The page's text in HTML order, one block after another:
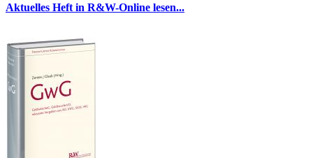
Aktuelles Heft in R&W-Online lesen...